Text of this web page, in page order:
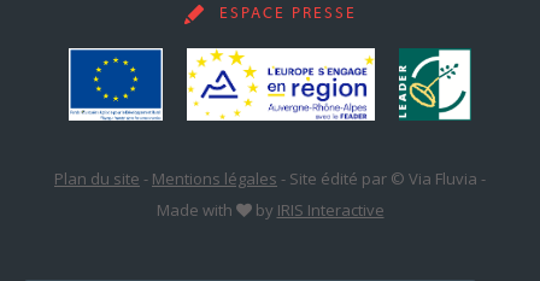
ESPACE PRESSE
Plan du site - Mentions légales - Site édité par © Via Fluvia -
Made with
by IRIS Interactive